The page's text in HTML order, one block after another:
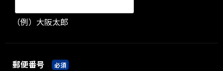
（例）大阪太郎
郵便番号 必須